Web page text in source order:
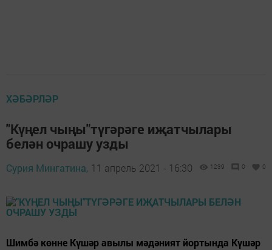
ХӘБӘРЛӘР
"Күңел чыңы"түгәрәге иҗатчылары
белән очрашу узды
Сурия Мингатина, 11 апрель 2021 - 16:30 1239 0 0
Шимбә көнне Күшәр авылы мәдәният йортында Күшәр